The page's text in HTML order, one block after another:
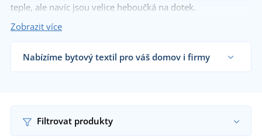
teple, ale navíc jsou velice heboučká na dotek.
Zobrazit více
Nabízíme bytový textil pro váš domov i firmy
Filtrovat produkty